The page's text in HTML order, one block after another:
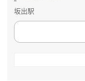
坂出駅